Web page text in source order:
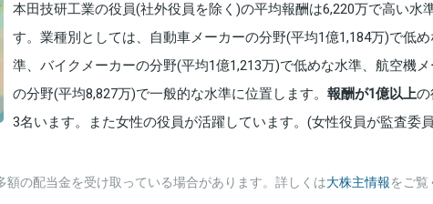
本田技研工業の役員(社外役員を除く)の平均報酬は6,220万で高い水
す。業種別としては、自動車メーカーの分野(平均1億1,184万)で低
準、バイクメーカーの分野(平均1億1,213万)で低めな水準、航空機
の分野(平均8,827万)で一般的な水準に位置します。 報酬が1億以上の
3名います。また女性の役員が活躍しています。(女性役員が監査委
の配当金を受け取っている場合があります。詳しくは大株主情報をご覧